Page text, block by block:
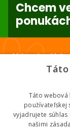
Reklamácie
Ochrana
Viac info
Chcem
* Zadaním e-mailu
mailing listu abc-
Nakupuj za
Nižšie ceny na
Táto
používateľskej
vyjadrujete
našimi